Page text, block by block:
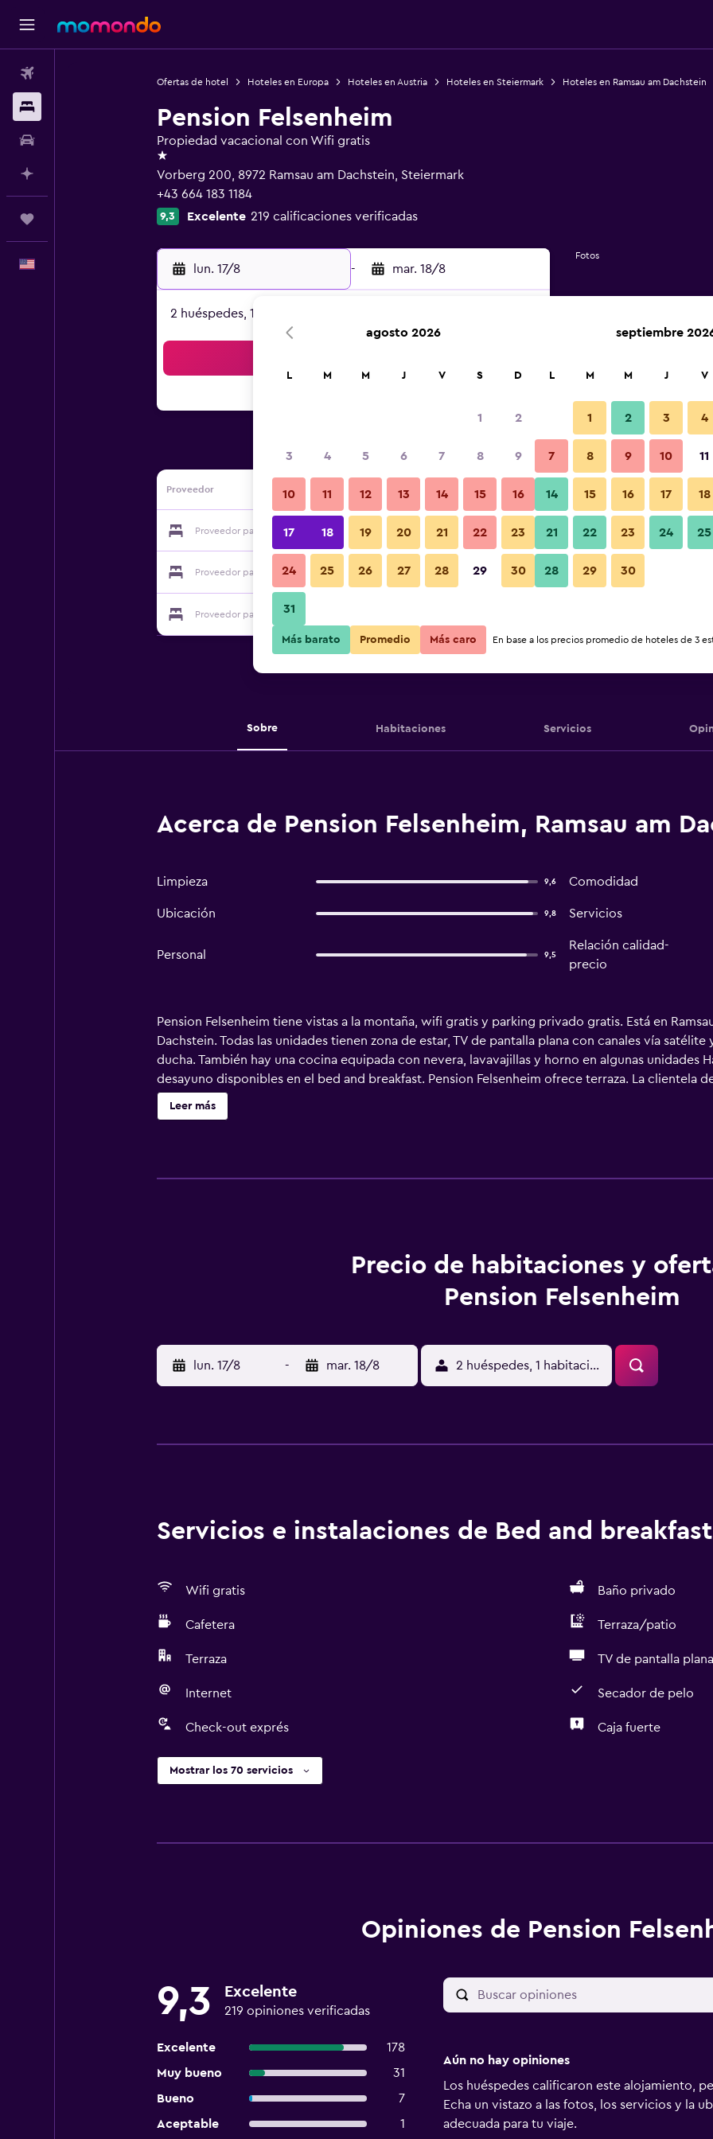
Ofertas de hotel Hoteles en Europa Hoteles en Austria Hoteles en Steiermark Hoteles en Ramsau am Dachstein
Pension Felsenheim
Propiedad vacacional con Wifi gratis
1 estrella
Vorberg 200, 8972 Ramsau am Dachstein, Steiermark
+43 664 183 1184
9,3 Excelente 219 calificaciones verificadas
lun. 17/8 - mar. 18/8
2 huéspedes, 1 habitación
Proveedor
Proveedor para Pension Felsenheim Ver precios
Proveedor para Pension Felsenheim Ver precios
Proveedor para Pension Felsenheim
Fotos
Sobre Habitaciones Servicios
Acerca de Pension Felsenheim, Ramsau am
Limpieza 9,6 Comodidad
Ubicación 9,8 Servicios
Personal 9,5
Relación calidad-
precio
Pension Felsenheim tiene vistas a la montaña, wifi gratis y parking privado gratis. Está en
Dachstein. Todas las unidades tienen zona de estar, TV de pantalla plana con canales vía
ducha. También hay una cocina equipada con nevera, lavavajillas y horno en algunas unidades
desayuno disponibles en el bed and breakfast. Pension Felsenheim ofrece terraza. La clientela
esquí en los alrededores o disfrutar del jardín. Estación de tren de Bischofshofen está a 46 km
está a 47 km. El aeropuerto (Aeropuerto de Salzburgo - W. A. Mozart) está a 91 km.
Leer más
Precio de habitaciones y
Pension Felsenheim
lun. 17/8 - mar. 18/8 2 huéspedes, 1 habitación
Servicios e instalaciones de Bed and breakfast
Wifi gratis Baño privado
Cafetera Terraza/patio
Terraza TV de pantalla plana
Internet Secador de pelo
Check-out exprés Caja fuerte
Mostrar los 70 servicios
Opiniones de Pension
9,3 Excelente
219 opiniones verificadas
Excelente
178
Muy bueno
31
Bueno
7
Aceptable
1
Aún no hay opiniones
Los huéspedes calificaron este alojamiento,
Echa un vistazo a las fotos, los servicios y la
adecuada para tu viaje.
agosto 2026
L M M J V S D
1 2
3 4 5 6 7 8 9
10 11 12 13 14 15 16
17 18 19 20 21 22 23
24 25 26 27 28 29 30
31
septiembre
L M M J V
1 2 3 4
7 8 9 10 11
14 15 16 17 18
21 22 23 24 25
28 29 30
Más barato Promedio Más caro En base a los precios promedio de hoteles de 3